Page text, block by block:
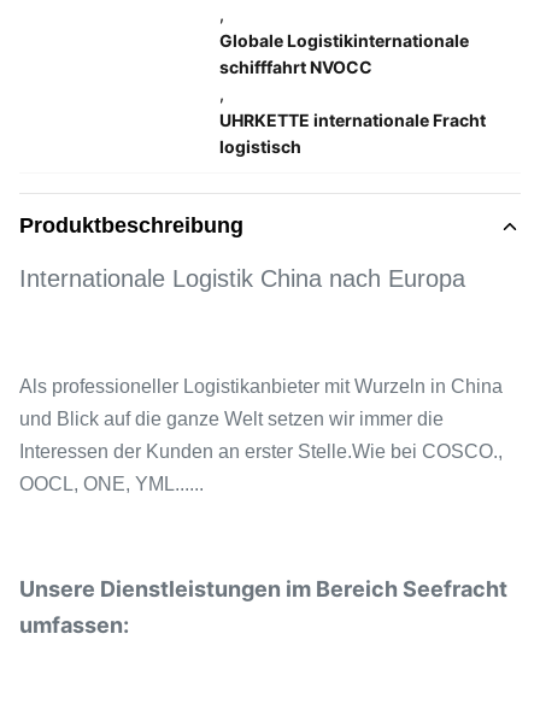
,
Globale Logistikinternationale
schifffahrt NVOCC
,
UHRKETTE internationale Fracht
logistisch
Produktbeschreibung
Internationale Logistik China nach Europa
Als professioneller Logistikanbieter mit Wurzeln in China
und Blick auf die ganze Welt setzen wir immer die
Interessen der Kunden an erster Stelle.Wie bei COSCO.,
OOCL, ONE, YML......
Unsere Dienstleistungen im Bereich Seefracht
umfassen: